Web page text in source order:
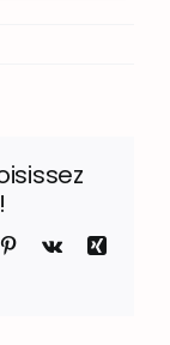
Pinterest
Vk
Xing